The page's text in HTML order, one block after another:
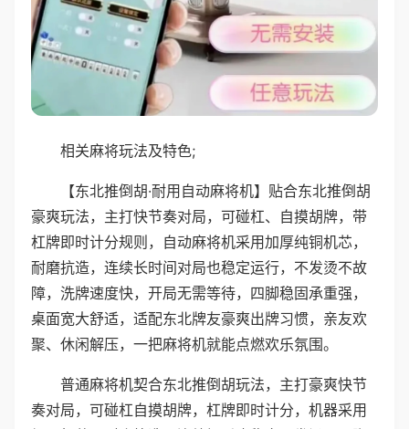
相关麻将玩法及特色;
【东北推倒胡·耐用自动麻将机】贴合东北推倒胡
豪爽玩法，主打快节奏对局，可碰杠、自摸胡牌，带
杠牌即时计分规则，自动麻将机采用加厚纯铜机芯，
耐磨抗造，连续长时间对局也稳定运行，不发烫不故
障，洗牌速度快，开局无需等待，四脚稳固承重强，
桌面宽大舒适，适配东北牌友豪爽出牌习惯，亲友欢
聚、休闲解压，一把麻将机就能点燃欢乐氛围。
普通麻将机契合东北推倒胡玩法，主打豪爽快节
奏对局，可碰杠自摸胡牌，杠牌即时计分，机器采用